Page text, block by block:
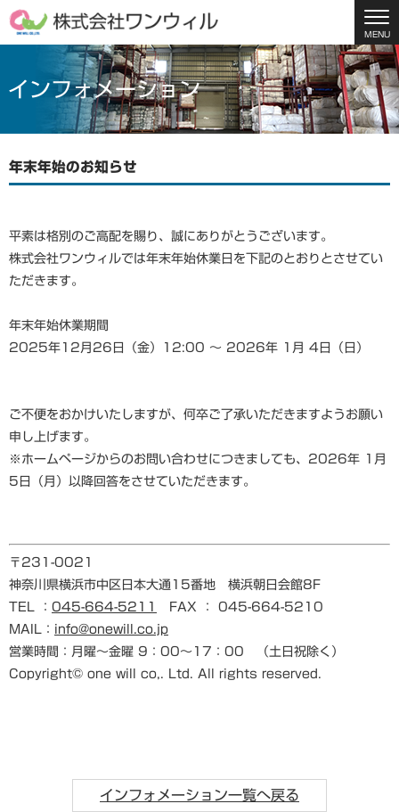
MENU
インフォメーション
年末年始のお知らせ
平素は格別のご高配を賜り、誠にありがとうございます。
株式会社ワンウィルでは年末年始休業日を下記のとおりとさせてい
ただきます。
年末年始休業期間
2025年12月26日（金）12:00 ～ 2026年 1月 4日（日）
ご不便をおかけいたしますが、何卒ご了承いただきますようお願い
申し上げます。
※ホームページからのお問い合わせにつきましても、2026年 1月
5日（月）以降回答をさせていただきます。
〒231-0021
神奈川県横浜市中区日本大通15番地 横浜朝日会館8F
TEL ： 045-664-5211
FAX ： 045-664-5210
MAIL： info@onewill.co.jp
営業時間：月曜～金曜 9：00～17：00 （土日祝除く）
Copyright© one will co,. Ltd. All rights reserved.
インフォメーション一覧へ戻る